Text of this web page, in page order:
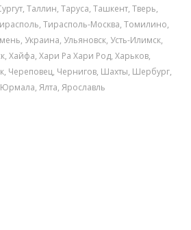
,Таллин,Таруса,Ташкент,Тверь,
,Тирасполь-Москва,Томилино,
, Украина, Ульяновск, Усть-Илимск,
,Хайфа,Хари Ра Хари Род,Харьков,
, Череповец, Чернигов, Шахты, Шербург,
Юрмала,Ялта,Ярославль